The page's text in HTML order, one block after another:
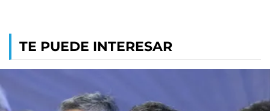
TE PUEDE INTERESAR